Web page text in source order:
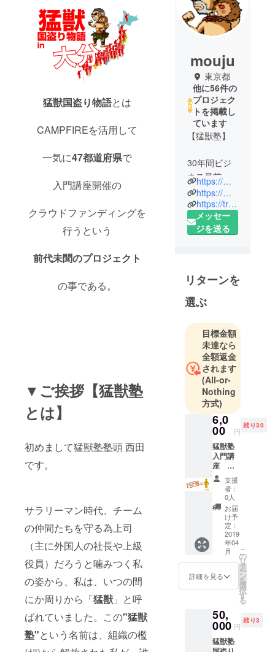
猛獣国盗り物語とは
CAMPFIREを活用して
一気に47都道府県で
入門講座開催の
クラウドファンディングを
行うという
前代未聞のプロジェクト
の事である。
▼ご挨拶【猛獣塾
とは】
初めまして猛獣塾塾頭 西田
です。
サラリーマン時代、チーム
の仲間たちを守る為上司
（主に外国人の社長や上級
役員）だろうと噛みつく私
の姿から、私は、いつの間
にか周りから「猛獣 」と呼
ばれていました。この"猛獣
塾"という名前は、組織の檻
mouju
東京都
他に56件の
プロジェク
トを掲載し
ています
【猛獣塾】
30年間ビジ
ネス最前線
で陣頭指揮
してきた元
外資系企業
取締役が、
違いに悩み
続け、遂に
たどり着い
た“MBAでは
学べない”
“目からウロ
コ” “学者か
らは学べな
い” 日本人の
為の“和魂洋
才”究極ビジ
ネス講座
塾頭 西田浩
P&Gにて、
入社3か月で
当時の店頭
ディスプレ
イ納入記録
え、2年目か
業実務の傍
ら、トレー
ナーとして
その知識・
https://mouju.jp/
https://mouju.jp/seminar/
https://triple-w.co.jp/?page_id=256
メッセー
ジを送る
リターンを
選ぶ
目標金額
未達なら
全額返金
されます
(All-or-
Nothing
方式)
6,0
00 円
残り30
猛獣塾
入門講
座 １
名分
参加権
時】２
０１９
年４月
１８日
(木)
【時
間】１
９時～
２１時
１８時
４５
分）
【場
支援
者：
0人
お届
け予
定：
2019
年04
月
詳細を見る
こ
の
リ
タ
ー
ン
を
選
択
す
る
50,
000 円
残り3
猛獣塾